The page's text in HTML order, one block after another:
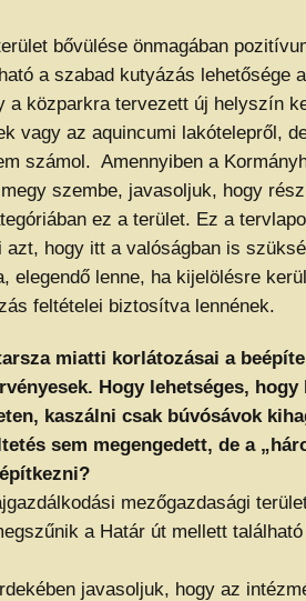
bővülése önmagában
a szabad kutyázás lehetősége
a közparkra tervezett új helyszín
vagy az aquincumi lakótelepről,
számol. Amennyiben a
szembe, javasoljuk, hogy
ez a terület. Ez a
azt, hogy itt a valóságban is
elegendő lenne, ha kijelölésre
feltételei biztosítva lennének.
miatti korlátozásai a
Hogy lehetséges, hogy
kaszálni csak búvósávok
sem megengedett, de a
mezőgazdasági
a Határ út mellett
javasoljuk, hogy az